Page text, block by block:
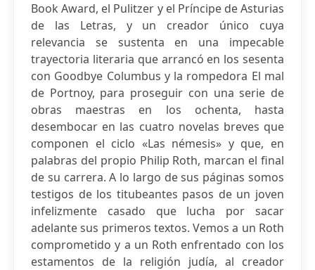
Book Award, el Pulitzer y el Príncipe de Asturias
de las Letras, y un creador único cuya
relevancia se sustenta en una impecable
trayectoria literaria que arrancó en los sesenta
con Goodbye Columbus y la rompedora El mal
de Portnoy, para proseguir con una serie de
obras maestras en los ochenta, hasta
desembocar en las cuatro novelas breves que
componen el ciclo «Las némesis» y que, en
palabras del propio Philip Roth, marcan el final
de su carrera. A lo largo de sus páginas somos
testigos de los titubeantes pasos de un joven
infelizmente casado que lucha por sacar
adelante sus primeros textos. Vemos a un Roth
comprometido y a un Roth enfrentado con los
estamentos de la religión judía, al creador